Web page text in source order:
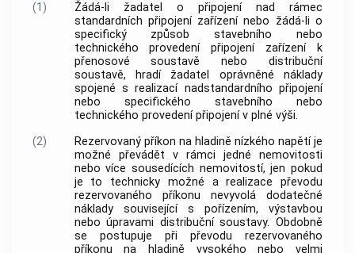
(1)
Žádá-li žadatel o připojení nad rámec
standardních připojení zařízení nebo žádá-li o
specifický způsob stavebního nebo
technického provedení připojení zařízení k
přenosové soustavě nebo distribuční
soustavě, hradí žadatel oprávněné náklady
spojené s realizací nadstandardního připojení
nebo specifického stavebního nebo
technického provedení připojení v plné výši.
(2)
Rezervovaný příkon na hladině nízkého napětí je
možné převádět v rámci jedné nemovitosti
nebo více sousedících nemovitostí, jen pokud
je to technicky možné a realizace převodu
rezervovaného příkonu nevyvolá dodatečné
náklady související s pořízením, výstavbou
nebo úpravami distribuční soustavy. Obdobně
se postupuje při převodu rezervovaného
příkonu na hladině vysokého nebo velmi